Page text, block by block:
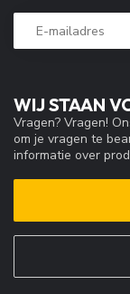
WIJ STAAN
Vragen? Vragen!
om je vragen te
informatie over